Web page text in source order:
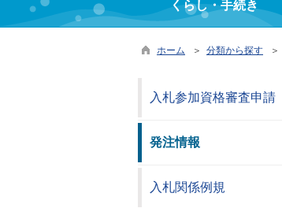
くらし・手続き
ホーム ＞ 分類から探す ＞
入札参加資格審査申請
発注情報
入札関係例規